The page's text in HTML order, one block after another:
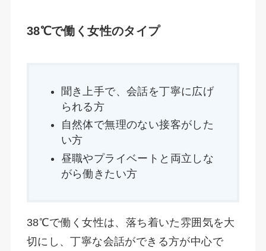
38℃で働く女性のタイプ
聞き上手で、会話を丁寧に広げ
られる方
自然体で無理のない接客がした
い方
昼職やプライベートと両立しな
がら働きたい方
38℃で働く女性は、落ち着いた雰囲気を大
切にし、丁寧な会話ができる方が中心で